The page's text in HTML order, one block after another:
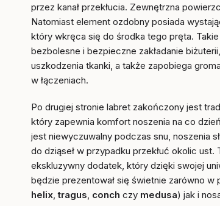
przez kanał przekłucia. Zewnętrzna
Natomiast element ozdobny posiada
który wkręca się do środka tego pręta. Takie
bezbolesne i bezpieczne zakładanie
uszkodzenia tkanki, a także zapobiega
w łączeniach.
Po drugiej stronie labret zakończony jest
który zapewnia komfort noszenia na co
jest niewyczuwalny podczas snu, noszenia
do dziąseł w przypadku przekłuć okolic ust.
ekskluzywny dodatek, który dzięki swojej
będzie prezentował się świetnie zarówno w
helix,tragus, conch czy medusa) jak i